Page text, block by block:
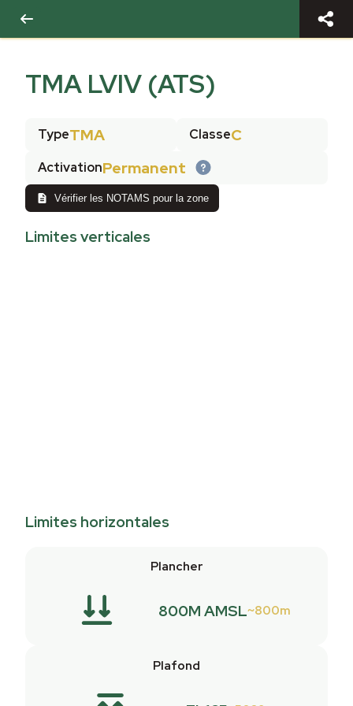
TMA LVIV (ATS)
TypeTMA ClasseC
ActivationPermanent
Vérifier les NOTAMS pour la zone
Limites verticales
Limites horizontales
Plancher
800M AMSL 800m
Plafond